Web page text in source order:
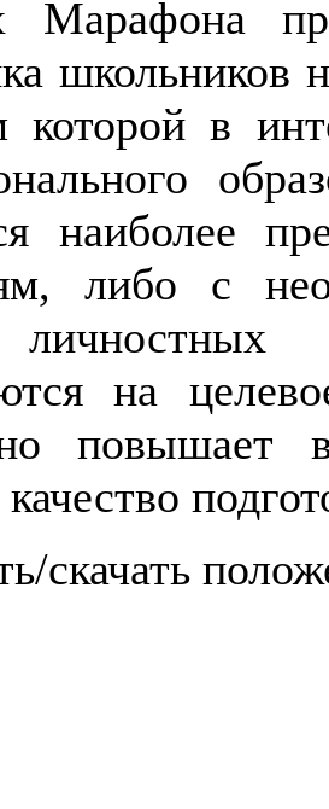
школьников
которой в
наиболее
либо с
личностных
на
повышает
скачать